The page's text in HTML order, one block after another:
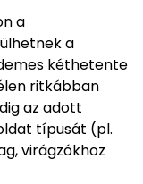
a
a
kéthetente
ritkábban
az adott
típusát (pl.
virágzókhoz